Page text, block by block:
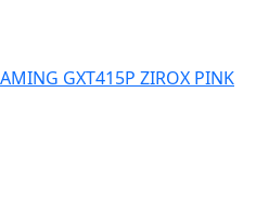
GXT415P ZIROX PINK